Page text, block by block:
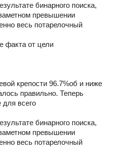
бинарного поиска,
превышении
весь потарелочный
факта от цели
крепости 96.7%об и ниже
правильно. Теперь
всего
бинарного поиска,
превышении
весь потарелочный